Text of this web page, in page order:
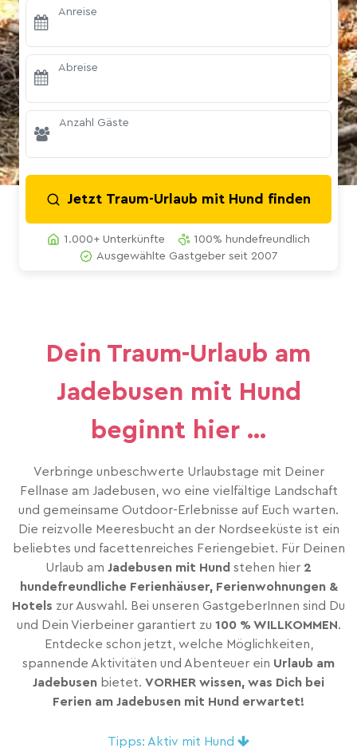
Anreise
Abreise
Anzahl Gäste
Jetzt Traum-Urlaub mit Hund finden
1.000+ Unterkünfte
100% hundefreundlich
Ausgewählte Gastgeber seit 2007
Dein Traum-Urlaub am
Jadebusen mit Hund
beginnt hier …
Verbringe unbeschwerte Urlaubstage mit Deiner
Fellnase am Jadebusen, wo eine vielfältige Landschaft
und gemeinsame Outdoor-Erlebnisse auf Euch warten.
Die reizvolle Meeresbucht an der Nordseeküste ist ein
beliebtes und facettenreiches Feriengebiet. Für Deinen
Urlaub am Jadebusen mit Hund stehen hier 2
hundefreundliche Ferienhäuser, Ferienwohnungen &
Hotels zur Auswahl. Bei unseren GastgeberInnen sind Du
und Dein Vierbeiner garantiert zu 100 % WILLKOMMEN.
Entdecke schon jetzt, welche Möglichkeiten,
spannende Aktivitäten und Abenteuer ein Urlaub am
Jadebusen bietet. VORHER wissen, was Dich bei
Ferien am Jadebusen mit Hund erwartet!
Tipps: Aktiv mit Hund